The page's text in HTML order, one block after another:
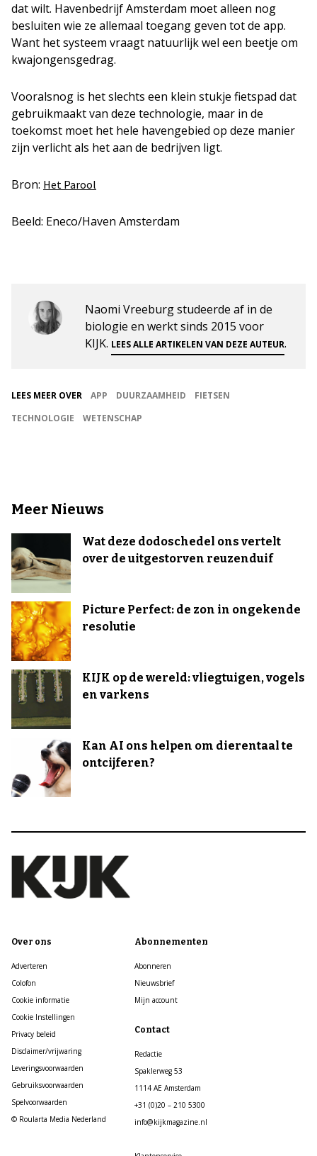
dat wilt. Havenbedrijf Amsterdam moet alleen nog
besluiten wie ze allemaal toegang geven tot de app.
Want het systeem vraagt natuurlijk wel een beetje om
kwajongensgedrag.
Vooralsnog is het slechts een klein stukje fietspad dat
gebruikmaakt van deze technologie, maar in de
toekomst moet het hele havengebied op deze manier
zijn verlicht als het aan de bedrijven ligt.
Bron: Het Parool
Beeld: Eneco/Haven Amsterdam
Naomi Vreeburg studeerde af in de
biologie en werkt sinds 2015 voor
KIJK. LEES ALLE ARTIKELEN VAN DEZE AUTEUR.
LEES MEER OVER APP DUURZAAMHEID
FIETSEN
TECHNOLOGIE
WETENSCHAP
Meer Nieuws
Wat deze dodoschedel ons vertelt
over de uitgestorven reuzenduif
Picture Perfect: de zon in ongekende
resolutie
KIJK op de wereld: vliegtuigen, vogels
en varkens
Kan AI ons helpen om dierentaal te
ontcijferen?
Over ons
Adverteren
Colofon
Cookie informatie
Cookie Instellingen
Privacy beleid
Disclaimer/vrijwaring
Leveringsvoorwaarden
Gebruiksvoorwaarden
Spelvoorwaarden
© Roularta Media Nederland
Abonnementen
Abonneren
Nieuwsbrief
Mijn account
Contact
Redactie
Spaklerweg 53
1114 AE Amsterdam
+31 (0)20 – 210 5300
info@kijkmagazine.nl